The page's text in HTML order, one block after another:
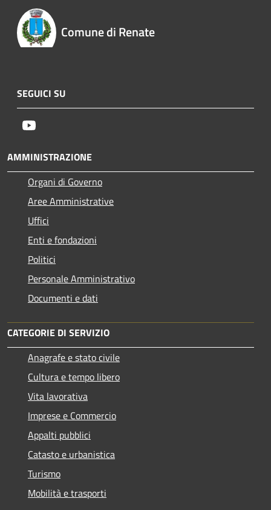
Comune di Renate
SEGUICI SU
AMMINISTRAZIONE
Organi di Governo
Aree Amministrative
Uffici
Enti e fondazioni
Politici
Personale Amministrativo
Documenti e dati
CATEGORIE DI SERVIZIO
Anagrafe e stato civile
Cultura e tempo libero
Vita lavorativa
Imprese e Commercio
Appalti pubblici
Catasto e urbanistica
Turismo
Mobilità e trasporti